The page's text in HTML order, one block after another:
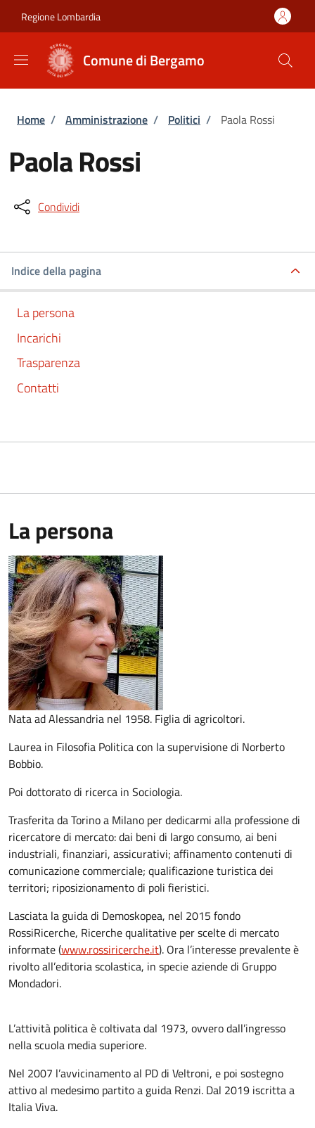
Regione Lombardia
Comune di Bergamo
Briciole di pane
Home / Amministrazione / Politici / Paola Rossi
Paola Rossi
Condividi
Indice della pagina
La persona
Incarichi
Trasparenza
Contatti
La persona
Nata ad Alessandria nel 1958. Figlia di agricoltori.
Laurea in Filosofia Politica con la supervisione di Norberto
Bobbio.
Poi dottorato di ricerca in Sociologia.
Trasferita da Torino a Milano per dedicarmi alla professione di
ricercatore di mercato: dai beni di largo consumo, ai beni
industriali, finanziari, assicurativi; affinamento contenuti di
comunicazione commerciale; qualificazione turistica dei
territori; riposizionamento di poli fieristici.
Lasciata la guida di Demoskopea, nel 2015 fondo
RossiRicerche, Ricerche qualitative per scelte di mercato
informate (www.rossiricerche.it). Ora l’interesse prevalente è
rivolto all’editoria scolastica, in specie aziende di Gruppo
Mondadori.
L’attività politica è coltivata dal 1973, ovvero dall’ingresso
nella scuola media superiore.
Nel 2007 l’avvicinamento al PD di Veltroni, e poi sostegno
attivo al medesimo partito a guida Renzi. Dal 2019 iscritta a
Italia Viva.